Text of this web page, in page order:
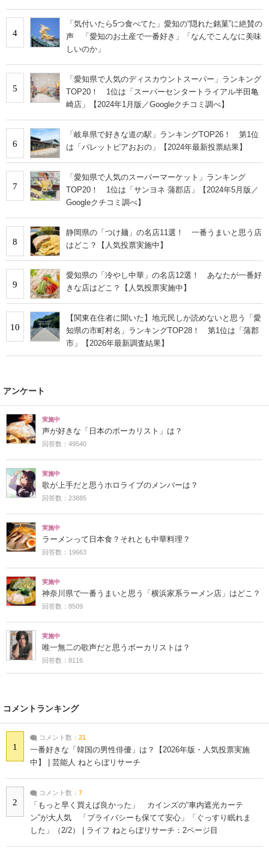
4
「気付いたら5つ食べてた」愛知の“隠れた銘菓”に絶賛の
声 「愛知のお土産で一番好き」「なんでこんなに美味
しいのか」
5
「愛知県で人気のディスカウントスーパー」ランキング
TOP20！ 1位は「スーパーセンタートライアル半田亀
崎店」【2024年1月版／Googleクチコミ調べ】
6
「岐阜県で好きな道の駅」ランキングTOP26！ 第1位
は「パレットピアおおの」【2024年最新投票結果】
7
「愛知県で人気のスーパーマーケット」ランキング
TOP20！ 1位は「サンヨネ 蒲郡店」【2024年5月版／
Googleクチコミ調べ】
8
静岡県の「つけ麺」の名店11選！ 一番うまいと思う店
はどこ？【人気投票実施中】
9
愛知県の「冷やし中華」の名店12選！ あなたが一番好
きな店はどこ？【人気投票実施中】
10
【関東在住者に聞いた】地元民しか読めないと思う「愛
知県の市町村名」ランキングTOP28！ 第1位は「蒲郡
市」【2026年最新調査結果】
アンケート
実施中
声が好きな「日本のボーカリスト」は？
回答数：49540
実施中
歌が上手だと思うホロライブのメンバーは？
回答数：23885
実施中
ラーメンって日本食？それとも中華料理？
回答数：19663
実施中
神奈川県で一番うまいと思う「横浜家系ラーメン店」はどこ？
回答数：8509
実施中
唯一無二の歌声だと思うボーカリストは？
回答数：8116
コメントランキング
1
コメント数： 21
一番好きな「韓国の男性俳優」は？【2026年版・人気投票実施
中】 | 芸能人 ねとらぼリサーチ
2
コメント数： 7
「もっと早く買えば良かった」 カインズの“車内遮光カーテ
ン”が大人気 「プライバシーも保てて安心」「ぐっすり眠れま
した」（2/2） | ライフ ねとらぼリサーチ：2ページ目